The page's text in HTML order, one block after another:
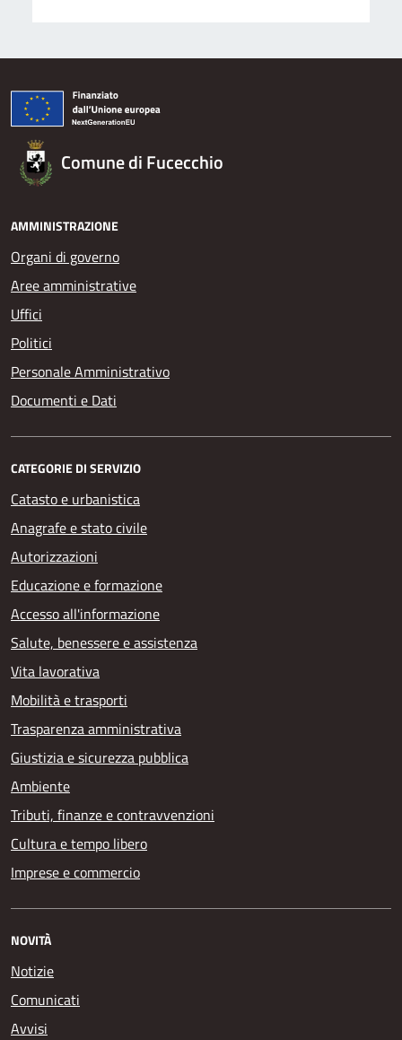
Comune di Fucecchio
AMMINISTRAZIONE
Organi di governo
Aree amministrative
Uffici
Politici
Personale Amministrativo
Documenti e Dati
CATEGORIE DI SERVIZIO
Catasto e urbanistica
Anagrafe e stato civile
Autorizzazioni
Educazione e formazione
Accesso all'informazione
Salute, benessere e assistenza
Vita lavorativa
Mobilità e trasporti
Trasparenza amministrativa
Giustizia e sicurezza pubblica
Ambiente
Tributi, finanze e contravvenzioni
Cultura e tempo libero
Imprese e commercio
NOVITÀ
Notizie
Comunicati
Avvisi